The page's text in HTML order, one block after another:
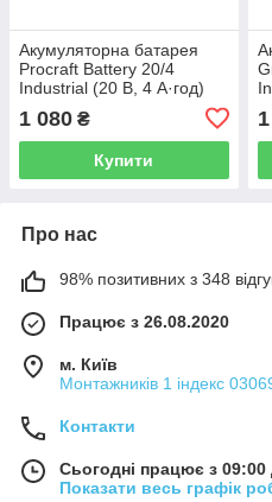
Акумуляторна батарея
Procraft Battery 20/4
Industrial (20 В, 4 А·год)
1 080 ₴
Купити
Про нас
98% позитивних з 348
Працює з 26.08.2020
м. Київ
Монтажників 1 індекс
Контакти
Сьогодні працює з 09:00
Показати весь графік